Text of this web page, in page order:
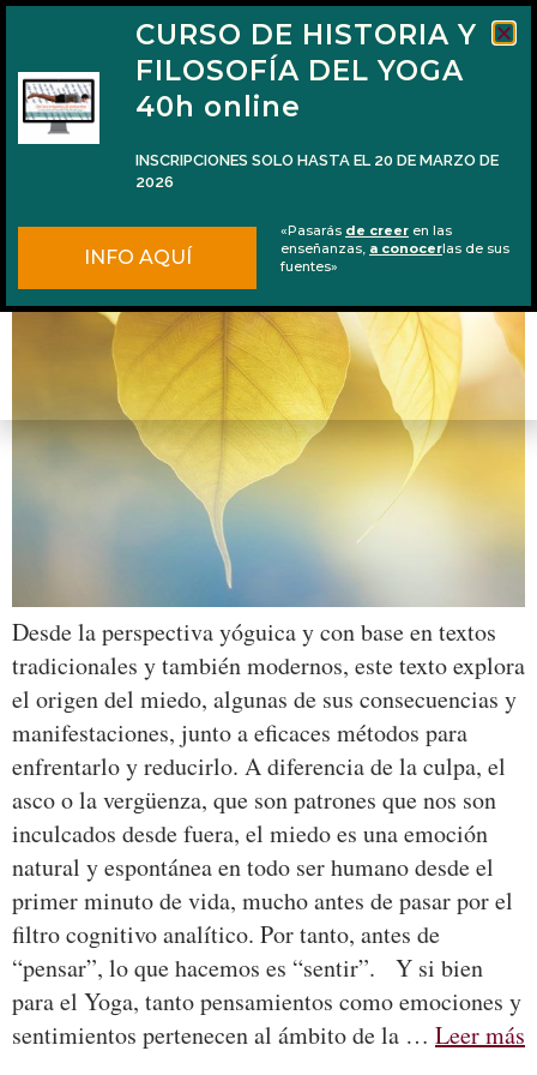
Miedo, unidad y el plexo solar
Desde la perspectiva yóguica y con base en textos
tradicionales y también modernos, este texto explora
el origen del miedo, algunas de sus consecuencias y
manifestaciones, junto a eficaces métodos para
enfrentarlo y reducirlo. A diferencia de la culpa, el
asco o la vergüenza, que son patrones que nos son
inculcados desde fuera, el miedo es una emoción
natural y espontánea en todo ser humano desde el
primer minuto de vida, mucho antes de pasar por el
filtro cognitivo analítico. Por tanto, antes de
“pensar”, lo que hacemos es “sentir”. Y si bien
para el Yoga, tanto pensamientos como emociones y
sentimientos pertenecen al ámbito de la … Leer más
CURSO DE HISTORIA Y
FILOSOFÍA DEL YOGA
40h online
INSCRIPCIONES SOLO HASTA EL 20 DE MARZO DE
2026
INFO AQUÍ
«Pasarás de creer en las
enseñanzas, a conocerlas de sus
fuentes»